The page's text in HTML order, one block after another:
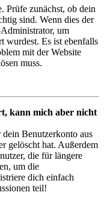
Prüfe zunächst, ob dein
sind. Wenn dies der
um
wurdest. Es ist ebenfalls
mit der Website
muss.
kann mich aber nicht
Benutzerkonto aus
gelöscht hat. Außerdem
die für längere
um die
dich einfach
teil!